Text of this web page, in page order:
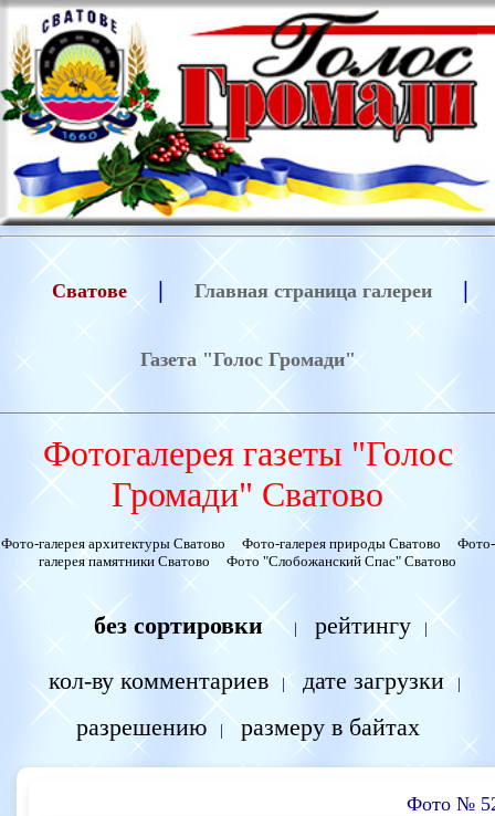
Сватове | Главная страница галереи |
Газета "Голос Громади"
Фотогалерея газеты "Голос
Громади" Сватово
Фото-галерея архитектуры Сватово Фото-галерея природы Сватово
Фото-
галерея памятники Сватово
Фото "Слобожанский Спас" Сватово
без сортировки | рейтингу |
кол-ву комментариев | дате загрузки |
разрешению | размеру в байтах
Фото №